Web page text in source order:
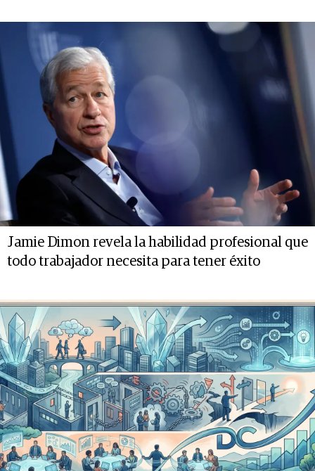
Jamie Dimon revela la habilidad profesional que
todo trabajador necesita para tener éxito